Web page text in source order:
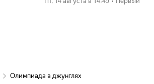
Олимпиада в джунглях